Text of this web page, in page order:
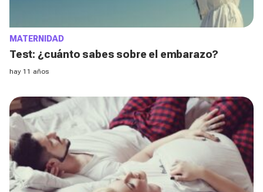
MATERNIDAD
Test: ¿cuánto sabes sobre el embarazo?
hay 11 años